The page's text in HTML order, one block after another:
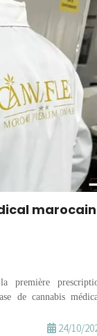
marocain
première
de cannabis
24/10/